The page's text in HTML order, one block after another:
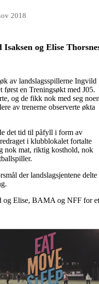
2018
og Elise
av landslagsspillerne Ingvild
først en Treningsøkt med J05.
og de fikk nok med seg
av trenerne observerte økta
det tid til påfyll i form av
i klubblokalet fortalte
nok mat, riktig kosthold, nok
der landslagsjentene delte
og Elise, BAMA og NFF for et